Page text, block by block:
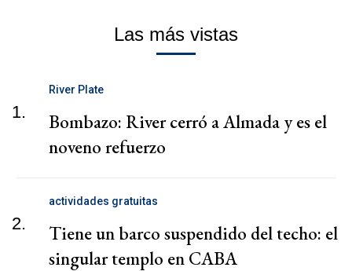
Las más vistas
1.
River Plate
Bombazo: River cerró a Almada y es el
noveno refuerzo
2.
actividades gratuitas
Tiene un barco suspendido del techo: el
singular templo en CABA